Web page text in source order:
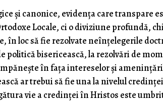
și canonice, evidența care transpare
Locale, ci o diviziune profundă,
în loc să fie rezolvate neînțelegerile
politică bisericească, la rezolvări de
în fața intereselor și
ar trebui să fie una la nivelul
vie a credinței în Hristos este